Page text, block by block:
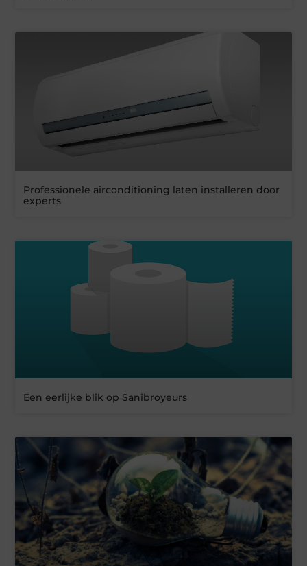
Professionele airconditioning laten installeren door
experts
Een eerlijke blik op Sanibroyeurs